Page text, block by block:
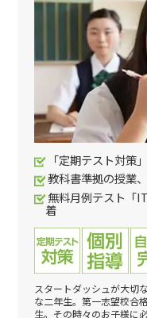
「定期テスト対策」
教科書準拠の授業
無料月例テスト「
着
スタートダッシュが大切
な二年生。第一志望校合
生。その時々のお子様に